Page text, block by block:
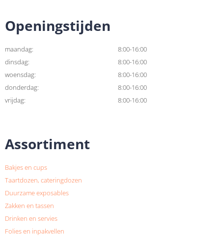
Openingstijden
maandag:
8:00-16:00
dinsdag:
8:00-16:00
woensdag:
8:00-16:00
donderdag:
8:00-16:00
vrijdag:
8:00-16:00
Assortiment
Bakjes en cups
Taartdozen, cateringdozen
Duurzame exposables
Zakken en tassen
Drinken en servies
Folies en inpakvellen